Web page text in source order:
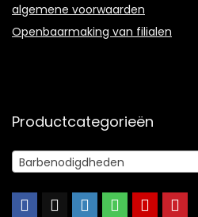
algemene voorwaarden
Openbaarmaking van filialen
Productcategorieën
Barbenodigdheden